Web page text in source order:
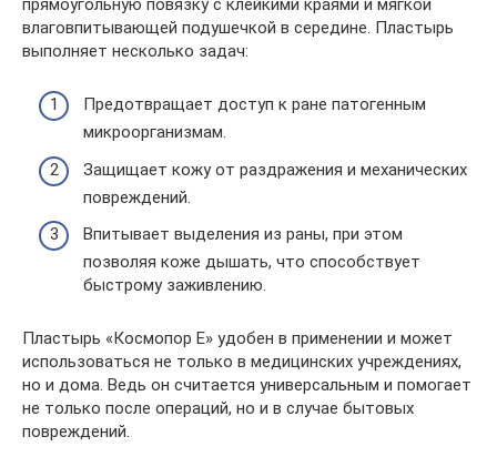
влаговпитывающей подушечкой в середине. Пластырь
выполняет несколько задач:
Предотвращает доступ к ране патогенным
микроорганизмам.
Защищает кожу от раздражения и механических
повреждений.
Впитывает выделения из раны, при этом
позволяя коже дышать, что способствует
быстрому заживлению.
Пластырь «Космопор Е» удобен в применении и может
использоваться не только в медицинских учреждениях,
но и дома. Ведь он считается универсальным и помогает
не только после операций, но и в случае бытовых
повреждений.